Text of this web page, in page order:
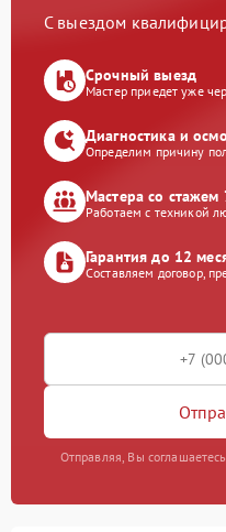
С выездом
Срочный выезд
Мастер приедет уже
Диагностика и
Определим причину
Мастера со стажем
Работаем с техникой
Гарантия до 12
Составляем договор,
Отправляя, Вы